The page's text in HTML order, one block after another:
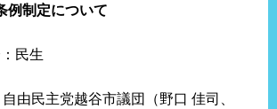
例制定について
民生
由民主党越谷市議団（野口 佳司、